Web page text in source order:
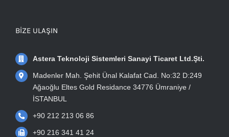
BIZE ULAŞIN
Astera Teknoloji Sistemleri Sanayi Ticaret Ltd.Şti.
Madenler Mah. Şehit Ünal Kalafat Cad. No:32 D:249
Ağaoğlu Eltes Gold Residance 34776 Ümraniye /
İSTANBUL
+90 212 213 06 86
+90 216 341 41 24